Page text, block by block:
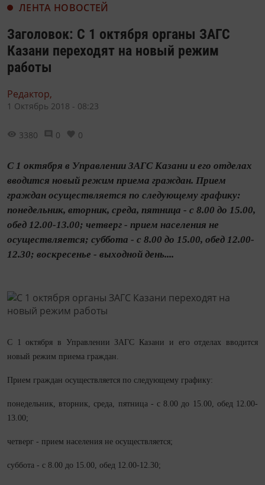
ЛЕНТА НОВОСТЕЙ
Заголовок: С 1 октября органы ЗАГС
Казани переходят на новый режим
работы
Редактор,
1 Октябрь 2018 - 08:23
3380 0 0
С 1 октября в Управлении ЗАГС Казани и его отделах
вводится новый режим приема граждан. Прием
граждан осуществляется по следующему графику:
понедельник, вторник, среда, пятница - с 8.00 до 15.00,
обед 12.00-13.00; четверг - прием населения не
осуществляется; суббота - с 8.00 до 15.00, обед 12.00-
12.30; воскресенье - выходной день....
С 1 октября в Управлении ЗАГС Казани и его отделах вводится
новый режим приема граждан.
Прием граждан осуществляется по следующему графику:
понедельник, вторник, среда, пятница - с 8.00 до 15.00, обед 12.00-
13.00;
четверг - прием населения не осуществляется;
суббота - с 8.00 до 15.00, обед 12.00-12.30;